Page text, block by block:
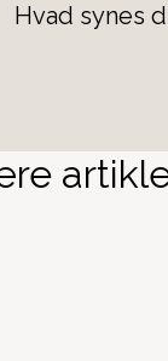
Hvad synes